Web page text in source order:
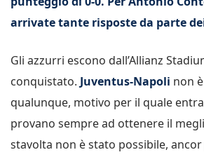
arrivate tante risposte da parte
Gli azzurri escono dall’Allianz
conquistato. Juventus-Napoli non
qualunque, motivo per il quale
provano sempre ad ottenere il
stavolta non è stato possibile, ancor